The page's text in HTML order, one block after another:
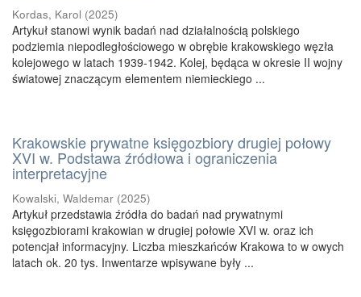
Kordas, Karol (2025)
Artykuł stanowi wynik badań nad działalnością polskiego
podziemia niepodległościowego w obrębie krakowskiego węzła
kolejowego w latach 1939-1942. Kolej, będąca w okresie II wojny
światowej znaczącym elementem niemieckiego ...
Krakowskie prywatne księgozbiory drugiej połowy
XVI w. Podstawa źródłowa i ograniczenia
interpretacyjne
Kowalski, Waldemar (2025)
Artykuł przedstawia źródła do badań nad prywatnymi
księgozbiorami krakowian w drugiej połowie XVI w. oraz ich
potencjał informacyjny. Liczba mieszkańców Krakowa to w owych
latach ok. 20 tys. Inwentarze wpisywane były ...